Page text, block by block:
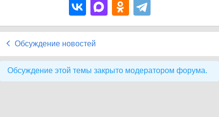
Обсуждение новостей
Обсуждение этой темы закрыто модератором форума.